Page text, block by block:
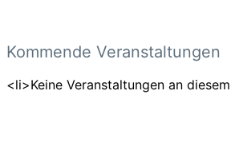
Kommende Veranstaltungen
<li>Keine Veranstaltungen an